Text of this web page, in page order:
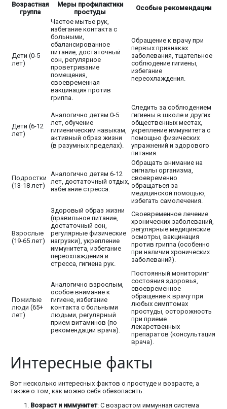
Возрастная
группа
Меры профилактики
простуды
Особые рекомендации
Дети (0-5
лет)
Частое мытье рук,
избегание контакта с
больными,
сбалансированное
питание, достаточный
сон, регулярное
проветривание
помещения,
своевременная
вакцинация против
гриппа.
Обращение к врачу при
первых признаках
заболевания, тщательное
соблюдение гигиены,
избегание
переохлаждения.
Дети (6-12
лет)
Аналогично детям 0-5
лет, обучение
гигиеническим навыкам,
активный образ жизни
(в разумных пределах).
Следить за соблюдением
гигиены в школе и других
общественных местах,
укрепление иммунитета с
помощью физических
упражнений и здорового
питания.
Подростки
(13-18 лет)
Аналогично детям 6-12
лет, достаточный отдых,
избегание стресса.
Обращать внимание на
сигналы организма,
своевременно
обращаться за
медицинской помощью,
избегать самолечения.
Взрослые
(19-65 лет)
Здоровый образ жизни
(правильное питание,
достаточный сон,
регулярные физические
нагрузки), укрепление
иммунитета, избегание
переохлаждения и
стресса, гигиена рук.
Своевременное лечение
хронических заболеваний,
регулярные медицинские
осмотры, вакцинация
против гриппа (особенно
при наличии хронических
заболеваний).
Пожилые
люди (65+
лет)
Аналогично взрослым,
особое внимание к
гигиене, избегание
контакта с больными
людьми, регулярный
прием витаминов (по
рекомендации врача).
Постоянный мониторинг
состояния здоровья,
своевременное
обращение к врачу при
любых симптомах
простуды, осторожность
при приеме
лекарственных
препаратов (консультация
врача).
Интересные факты
Вот несколько интересных фактов о простуде и возрасте, а
также о том, как можно себя обезопасить:
Возраст и иммунитет: С возрастом иммунная система